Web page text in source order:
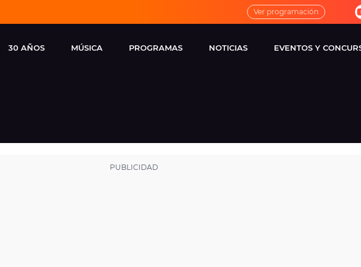
Ver programación
30 AÑOS MÚSICA
FM
PROGRAMAS
VIRALES
NOTICIAS EVENTOS Y